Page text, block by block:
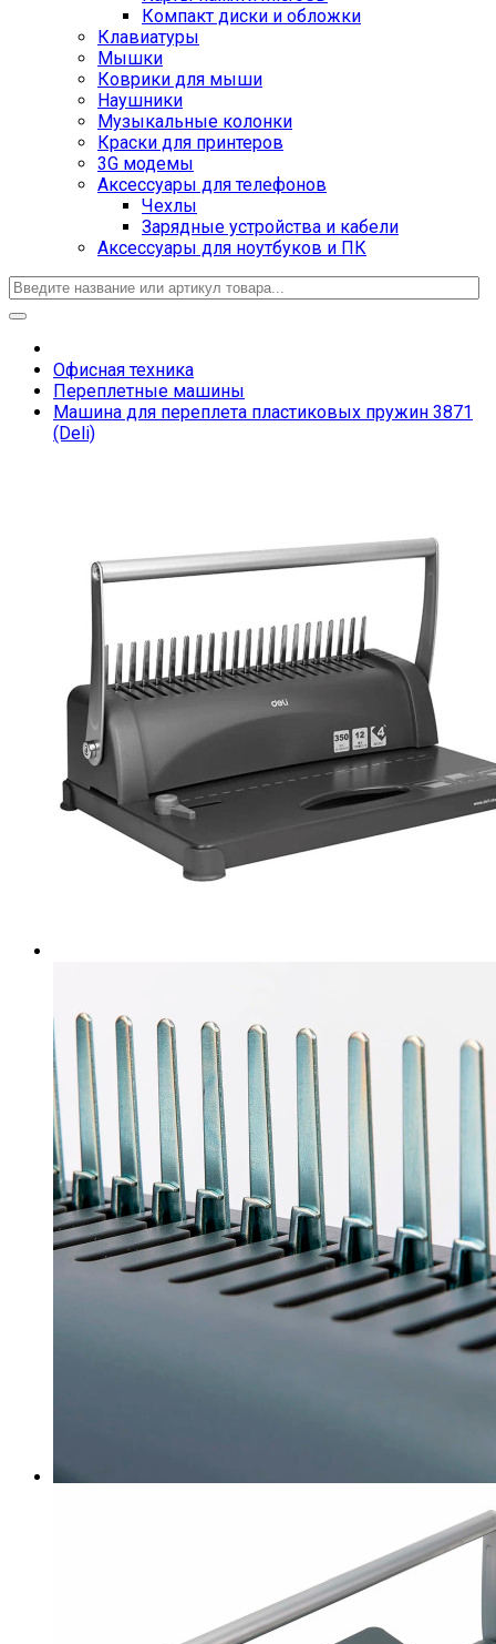
Компакт диски и обложки
Клавиатуры
Мышки
Коврики для мыши
Наушники
Музыкальные колонки
Краски для принтеров
3G модемы
Аксессуары для телефонов
Чехлы
Зарядные устройства и кабели
Аксессуары для ноутбуков и ПК
Офисная техника
Переплетные машины
Машина для переплета пластиковых пружин 3871
(Deli)